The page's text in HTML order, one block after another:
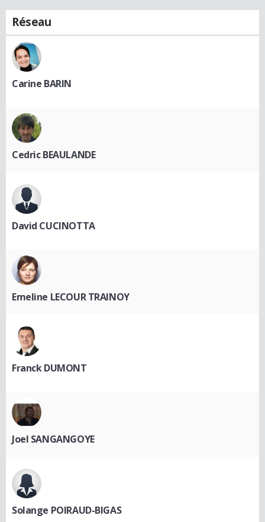
Réseau
Carine BARIN
Cedric BEAULANDE
David CUCINOTTA
Emeline LECOUR TRAINOY
Franck DUMONT
Joel SANGANGOYE
Solange POIRAUD-BIGAS